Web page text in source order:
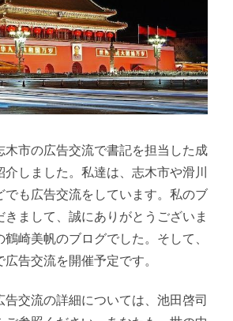
木市の広告交流で書記を担当した成
介しました。私達は、志木市や滑川
でも広告交流をしています。私のブ
きまして、誠にありがとうございま
崎美帆のブログでした。そして、
告交流を開催予定です。
告交流の詳細については、池田啓司